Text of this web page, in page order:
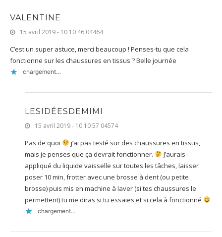
VALENTINE
15 avril 2019 - 10 10 46 04464
C’est un super astuce, merci beaucoup ! Penses-tu que cela
fonctionne sur les chaussures en tissus ? Belle journée
chargement…
LESIDÉESDEMIMI
15 avril 2019 - 10 10 57 04574
Pas de quoi
j’ai pas testé sur des chaussures en tissus,
mais je penses que ça devrait fonctionner.
J’aurais
appliqué du liquide vaisselle sur toutes les tâches, laisser
poser 10 min, frotter avec une brosse à dent (ou petite
brosse) puis mis en machine à laver (si tes chaussures le
permettent) tu me diras si tu essaies et si cela à fonctionné
chargement…